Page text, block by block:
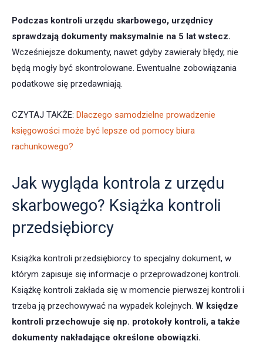
Podczas kontroli urzędu skarbowego, urzędnicy
sprawdzają dokumenty maksymalnie na 5 lat wstecz.
Wcześniejsze dokumenty, nawet gdyby zawierały błędy, nie
będą mogły być skontrolowane. Ewentualne zobowiązania
podatkowe się przedawniają.
CZYTAJ TAKŻE: Dlaczego samodzielne prowadzenie
księgowości może być lepsze od pomocy biura
rachunkowego?
Jak wygląda kontrola z urzędu
skarbowego? Książka kontroli
przedsiębiorcy
Książka kontroli przedsiębiorcy to specjalny dokument, w
którym zapisuje się informacje o przeprowadzonej kontroli.
Książkę kontroli zakłada się w momencie pierwszej kontroli i
trzeba ją przechowywać na wypadek kolejnych. W księdze
kontroli przechowuje się np. protokoły kontroli, a także
dokumenty nakładające określone obowiązki.